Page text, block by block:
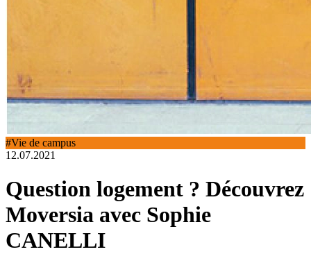
#Vie de campus
12.07.2021
Question logement ? Découvrez
Moversia avec Sophie
CANELLI